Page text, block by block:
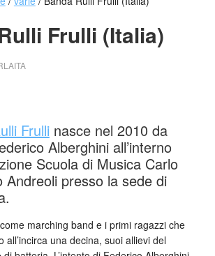
Frulli (Italia)
Frullinasce nel 2010 da
Alberghini all’interno
Scuola di Musica Carlo
Andreoli presso la sede di
marching band e i primi ragazzi che
all’incirca una decina, suoi allievi del